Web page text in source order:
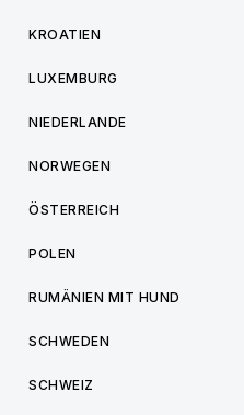
KROATIEN
LUXEMBURG
NIEDERLANDE
NORWEGEN
ÖSTERREICH
POLEN
RUMÄNIEN MIT HUND
SCHWEDEN
SCHWEIZ